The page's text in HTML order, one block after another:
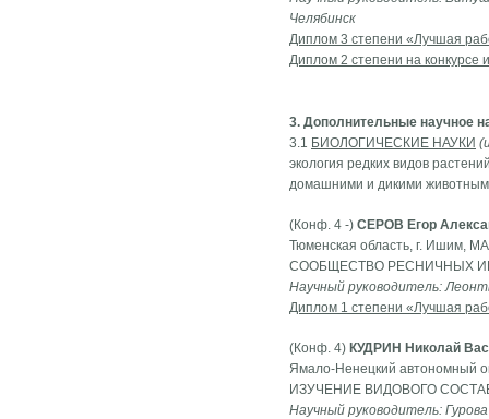
Челябинск
Диплом 3 степени «Лучшая
Диплом 2 степени на конкурсе
3. Дополнительные научное
3.1 БИОЛОГИЧЕСКИЕ НАУКИ
экология редких видов
домашними и дикими
(Конф. 4 -) СЕРОВ Егор
Тюменская область, г. Ишим,
СООБЩЕСТВО РЕСНИЧНЫХ
Научный руководитель:
Диплом 1 степени «Лучшая
(Конф. 4) КУДРИН Николай
Ямало-Ненецкий автономный
ИЗУЧЕНИЕ ВИДОВОГО
Научный руководитель: